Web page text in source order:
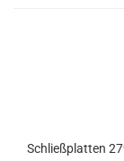
Schließ­plat­ten